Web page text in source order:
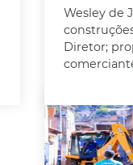
Wesley de
Diretor;